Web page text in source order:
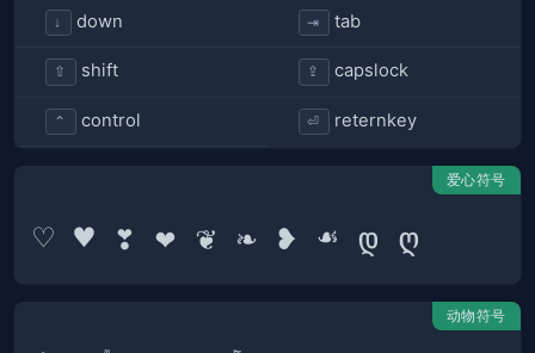
↓ down ⇥ tab
⇧ shift ⇪ capslock
⌃ control ⏎ reternkey
爱心符号
动物符号